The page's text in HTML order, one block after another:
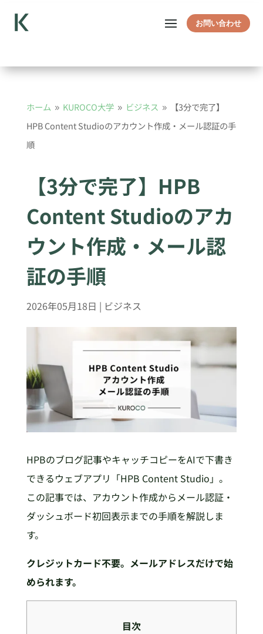
お問い合わせ
ホーム 9 KUROCO大学 9 ビジネス 9
【3分で完了】
HPB Content Studioのアカウント作成・メール認証の手
順
【3分で完了】HPB
Content Studioのアカ
ウント作成・メール認
証の手順
2026年05月18日 | ビジネス
HPBのブログ記事やキャッチコピーをAIで下書き
できるウェブアプリ「HPB Content Studio」。
この記事では、アカウント作成からメール認証・
ダッシュボード初回表示までの手順を解説しま
す。
クレジットカード不要。メールアドレスだけで始
められます。
目次